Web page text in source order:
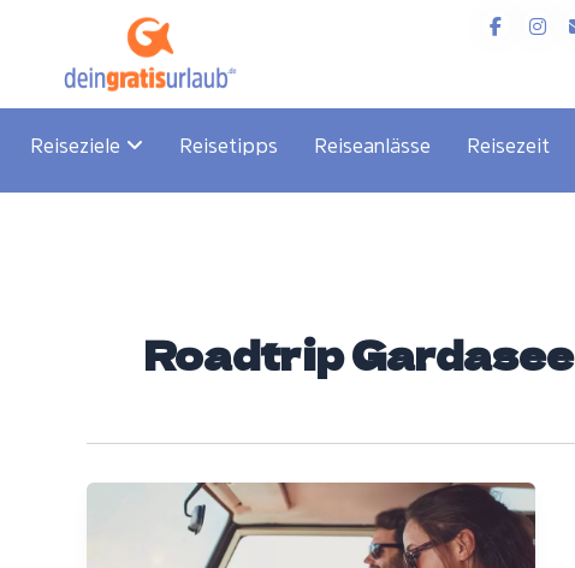
springen
Reiseziele Reisetipps Reiseanlässe Reisezeit
Roadtrip Gardasee